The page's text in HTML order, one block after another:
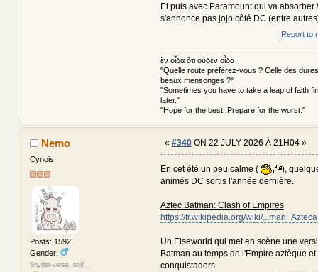
Et puis avec Paramount qui va absorber
s'annonce pas jojo côté DC (entre
Report to
ἕν οἶδα ὅτι οὐδὲν οἶδα
"Quelle route préférez-vous ? Celle des
beaux mensonges ?"
"Sometimes you have to take a leap of faith
later."
"Hope for the best. Prepare for the worst."
Nemo
Cynois
Posts: 1592
Gender:
Snyder-verse, snif...
« #340ON 22 JULY 2026 À 21H04 »
En cet été un peu calme (
),
animés DC sortis l'année dernière.
Aztec Batman: Clash of Empires
https://fr.wikipedia.org/wiki/
Un Elseworld qui met en scène une
Batman au temps de l'Empire aztèque et
conquistadors.